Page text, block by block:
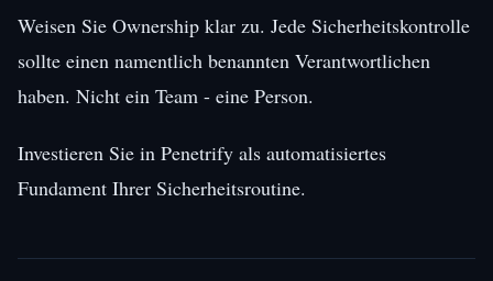
Weisen Sie Ownership klar zu. Jede Sicherheitskontrolle
sollte einen namentlich benannten Verantwortlichen
haben. Nicht ein Team - eine Person.
Investieren Sie in Penetrify als automatisiertes
Fundament Ihrer Sicherheitsroutine.